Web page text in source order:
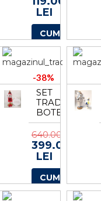
LEI
CUMPARA
-38%
SET
TRADITIONAL
BOTEZ
CAMELIA
6
640.00
399.00
LEI
CUMPARA